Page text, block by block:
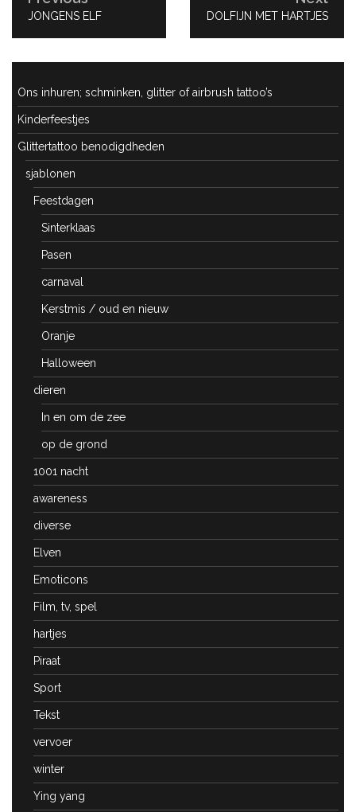
PREVIOUS
JONGENS ELF
NEXT
DOLFIJN MET HARTJES
Ons inhuren; schminken, glitter of airbrush tattoo’s
Kinderfeestjes
Glittertattoo benodigdheden
sjablonen
Feestdagen
Sinterklaas
Pasen
carnaval
Kerstmis / oud en nieuw
Oranje
Halloween
dieren
In en om de zee
op de grond
1001 nacht
awareness
diverse
Elven
Emoticons
Film, tv, spel
hartjes
Piraat
Sport
Tekst
vervoer
winter
Ying yang